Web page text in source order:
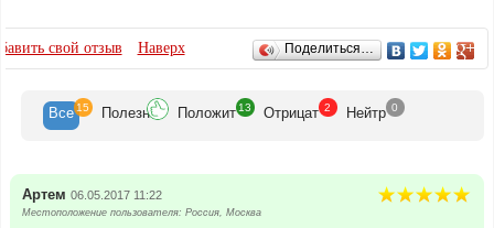
ОТЗЫВЫсвой отзыв Наверх Поделиться…
Все 15 Полезн Положит 13 Отрицат 2 Нейтр 0
Артем 06.05.2017 11:22
Местоположение пользователя: Россия, Москва